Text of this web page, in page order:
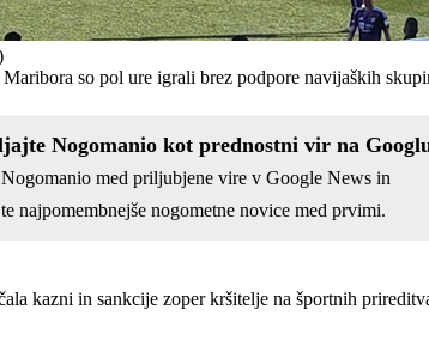
so pol ure igrali brez podpore navijaških
Nogomanio kot prednostni vir na
med priljubjene vire v Google News in
najpomembnejše nogometne novice med prvimi.
kazni in sankcije zoper kršitelje na športnih